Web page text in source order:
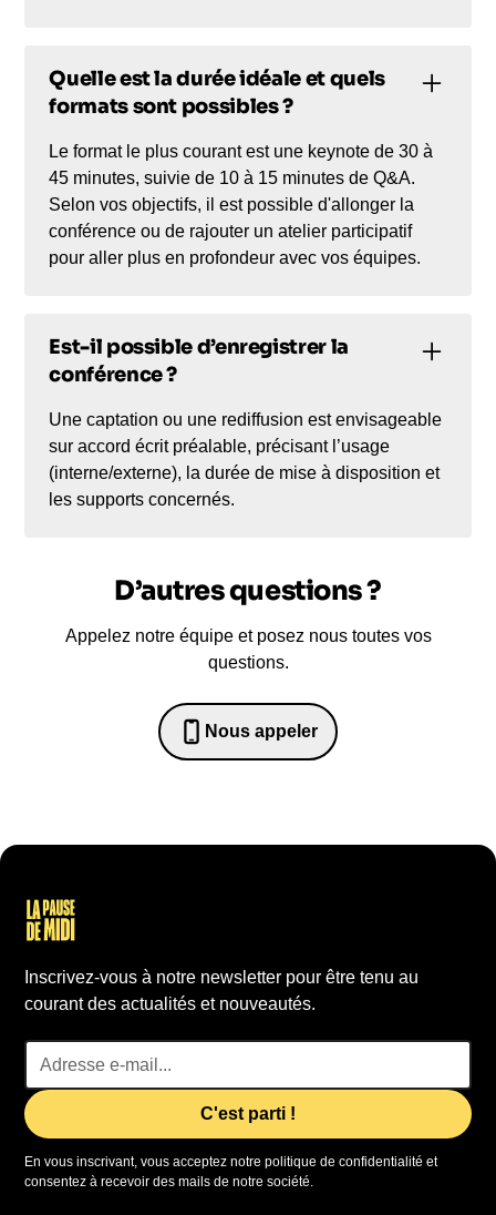
Quelle est la durée idéale et quels
formats sont possibles ?
Le format le plus courant est une keynote de 30 à
45 minutes, suivie de 10 à 15 minutes de Q&A.
Selon vos objectifs, il est possible d'allonger la
conférence ou de rajouter un atelier participatif
pour aller plus en profondeur avec vos équipes.
Est-il possible d’enregistrer la
conférence ?
Une captation ou une rediffusion est envisageable
sur accord écrit préalable, précisant l’usage
(interne/externe), la durée de mise à disposition et
les supports concernés.
D’autres questions ?
Appelez notre équipe et posez nous toutes vos
questions.
Nous appeler
0652698481
Inscrivez-vous à notre newsletter pour être tenu au
courant des actualités et nouveautés.
En vous inscrivant, vous acceptez notre politique de confidentialité et
consentez à recevoir des mails de notre société.